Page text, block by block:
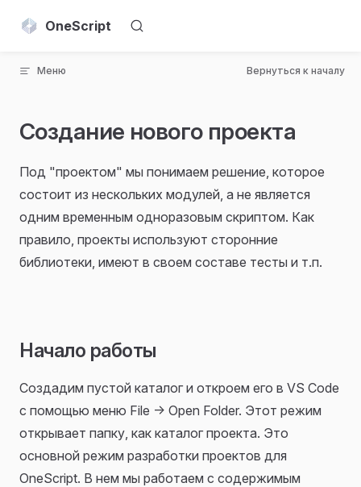
Skip to content
OneScript
Меню Вернуться к началу
Создание нового проекта
Под "проектом" мы понимаем решение, которое
состоит из нескольких модулей, а не является
одним временным одноразовым скриптом. Как
правило, проекты используют сторонние
библиотеки, имеют в своем составе тесты и т.п.
Начало работы
Создадим пустой каталог и откроем его в VS Code
с помощью меню File -> Open Folder. Этот режим
открывает папку, как каталог проекта. Это
основной режим разработки проектов для
OneScript. В нем мы работаем с содержимым